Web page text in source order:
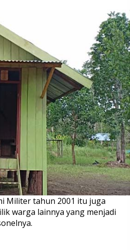
Militer tahun 2001 itu juga
warga lainnya yang menjadi